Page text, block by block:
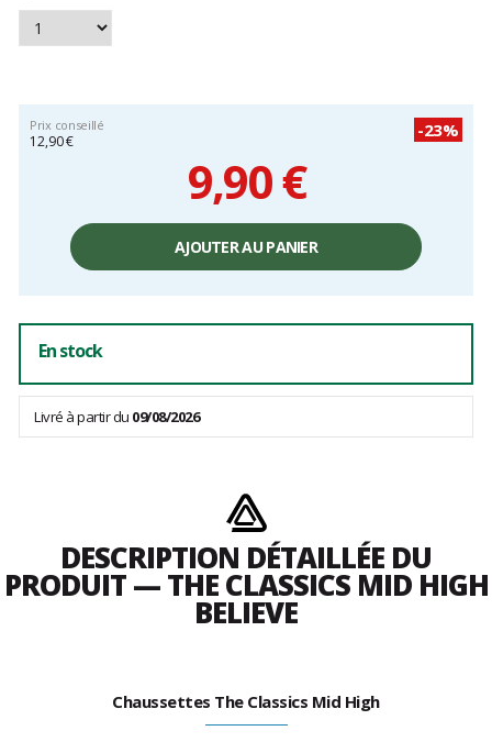
Prix conseillé
12,90 €
-23%
9,90 €
unitaire,
AJOUTER AU PANIER
En stock
Livré à partir du 09/08/2026
DESCRIPTION DÉTAILLÉE DU
PRODUIT — THE CLASSICS MID HIGH
BELIEVE
Chaussettes The Classics Mid High